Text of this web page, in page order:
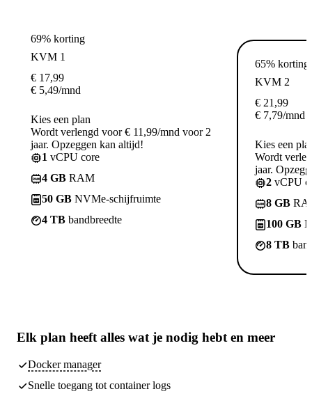
69% korting
KVM 1
€ 17,99
€ 5,49/mnd
Kies een plan
Wordt verlengd voor € 11,99/mnd voor 2
jaar. Opzeggen kan altijd!
1 vCPU core
4 GB RAM
50 GB NVMe-schijfruimte
4 TB bandbreedte
65% korting
KVM 2
€ 21,99
€ 7,79/mnd
Kies een
Wordt
jaar.
2 vCPU
8 GB
100 GB
8 TB
Elk plan heeft alles wat je nodig hebt en meer
Docker manager
Snelle toegang tot container logs